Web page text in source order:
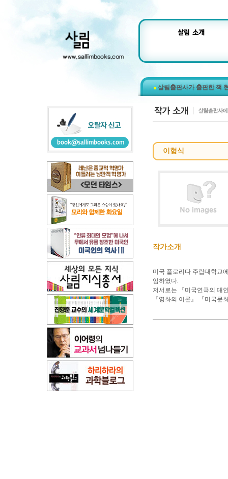
살림출판사가 출판한 책
이형식
작가소개
미국 플로리다 주립대학교
임하였다.
저서로는 『미국연극의 대
『영화의 이론』 『미국문